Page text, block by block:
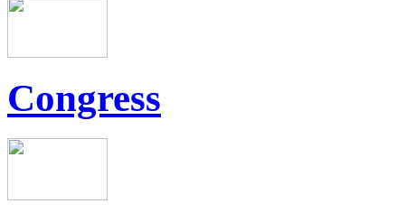
Congress